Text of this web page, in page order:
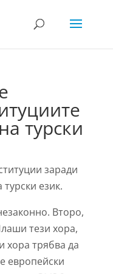
турски
заради
език.
Второ,
тези хора,
хора трябва да
европейски